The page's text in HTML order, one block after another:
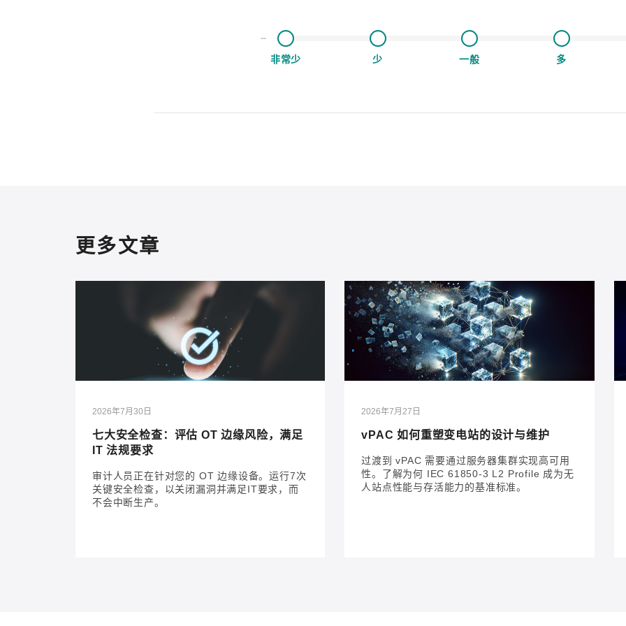
非常少 少 一般 多
更多文章
2026年7月30日
七大安全检查：评估 OT 边缘风险，满足
IT 法规要求
审计人员正在针对您的 OT 边缘设备。运行7次
关键安全检查，以关闭漏洞并满足IT要求，而
不会中断生产。
2026年7月27日
vPAC 如何重塑变电站的设计与维护
过渡到 vPAC 需要通过服务器集群实现高可用
性。了解为何 IEC 61850-3 L2 Profile 成为无
人站点性能与存活能力的基准标准。